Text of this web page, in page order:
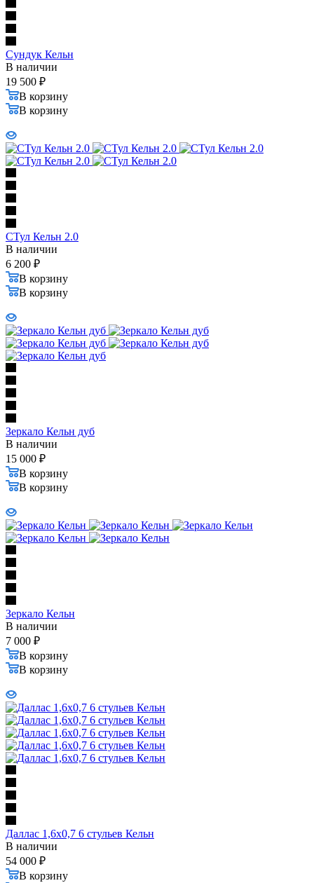
Сундук Кельн
В наличии
19 500 ₽
В корзину
В корзину
СТул Кельн 2.0
В наличии
6 200 ₽
В корзину
В корзину
Зеркало Кельн дуб
В наличии
15 000 ₽
В корзину
В корзину
Зеркало Кельн
В наличии
7 000 ₽
В корзину
В корзину
Даллас 1,6х0,7 6 стульев Кельн
В наличии
54 000 ₽
В корзину